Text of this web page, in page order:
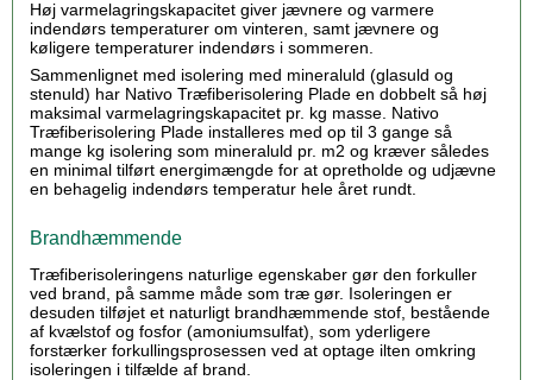
Høj varmelagringskapacitet giver jævnere og varmere
indendørs temperaturer om vinteren, samt jævnere og
køligere temperaturer indendørs i sommeren.
Sammenlignet med isolering med mineraluld (glasuld og
stenuld) har Nativo Træfiberisolering Plade en dobbelt så høj
maksimal varmelagringskapacitet pr. kg masse. Nativo
Træfiberisolering Plade installeres med op til 3 gange så
mange kg isolering som mineraluld pr. m2 og kræver således
en minimal tilført energimængde for at opretholde og udjævne
en behagelig indendørs temperatur hele året rundt.
Brandhæmmende
Træfiberisoleringens naturlige egenskaber gør den forkuller
ved brand, på samme måde som træ gør. Isoleringen er
desuden tilføjet et naturligt brandhæmmende stof, bestående
af kvælstof og fosfor (amoniumsulfat), som yderligere
forstærker forkullingsprosessen ved at optage ilten omkring
isoleringen i tilfælde af brand.